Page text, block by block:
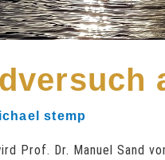
stemp
Prof. Dr. Manuel Sand